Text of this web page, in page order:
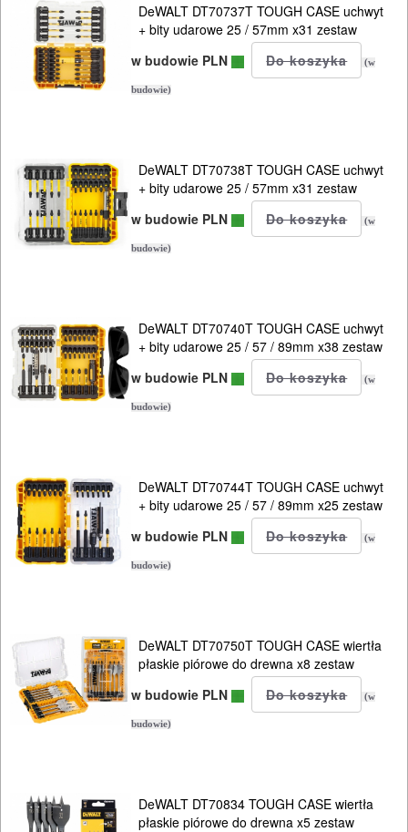
SPAWALNICTWO
URZĄDZENIA
ROZRUCHOWE
OSPRZĘT
AGREGATY
PRĄDOWE
ROBOCZA
I
BHP
OGRODNICZE
NARZĘDZIA
PILARKI-
MYJKI
CIŚNIENIOWE
DeWALT DT70737T TOUGH CASE uchwyt
+ bity udarowe 25 / 57mm x31 zestaw
w budowie PLN
(w
budowie)
DeWALT DT70738T TOUGH CASE uchwyt
+ bity udarowe 25 / 57mm x31 zestaw
w budowie PLN
(w
budowie)
DeWALT DT70740T TOUGH CASE uchwyt
+ bity udarowe 25 / 57 / 89mm x38 zestaw
w budowie PLN
(w
budowie)
DeWALT DT70744T TOUGH CASE uchwyt
+ bity udarowe 25 / 57 / 89mm x25 zestaw
w budowie PLN
(w
budowie)
DeWALT DT70750T TOUGH CASE wiertła
płaskie piórowe do drewna x8 zestaw
w budowie PLN
(w
budowie)
DeWALT DT70834 TOUGH CASE wiertła
płaskie piórowe do drewna x5 zestaw